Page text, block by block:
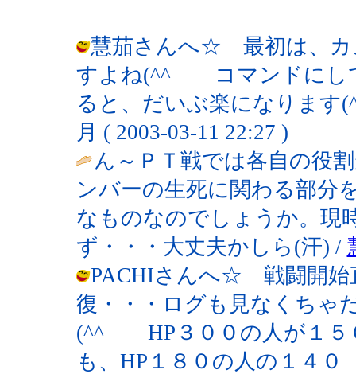
慧茄さんへ☆ 最初は、カ
すよね(^^ゞ コマンドにし
ると、だいぶ楽になりま
月 ( 2003-03-11 22:27 )
ん～ＰＴ戦では各自の役
ンバーの生死に関わる部分
なものなのでしょうか。現
ず・・・大丈夫かしら(汗) /
PACHIさんへ☆ 戦闘開始
復・・・ログも見なくちゃ
(^^ゞ HP３００の人が１５
も、HP１８０の人の１４